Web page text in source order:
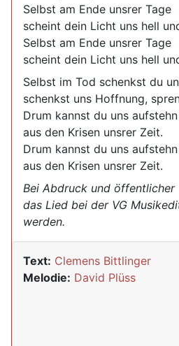
Selbst am Ende unsrer Tage
scheint dein Licht uns hell
Selbst am Ende unsrer Tage
scheint dein Licht uns hell
Selbst im Tod schenkst du
schenkst uns Hoffnung,
Drum kannst du uns
aus den Krisen unsrer Zeit.
Drum kannst du uns
aus den Krisen unsrer Zeit.
Bei Abdruck und öffentlicher
das Lied bei der VG
werden.
Text: Clemens Bittlinger
Melodie: David Plüss